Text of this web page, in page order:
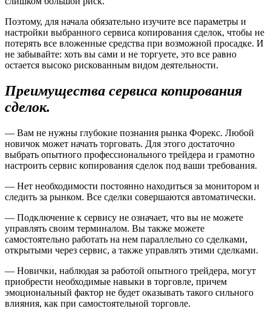
Поэтому, для начала обязательно изучите все параметры и
настройки выбранного сервиса копирования сделок, чтобы не
потерять все вложенные средства при возможной просадке. И
не забывайте: хоть вы сами и не торгуете, это все равно
остается высоко рискованным видом деятельности.
Преимущества сервиса копирования
сделок.
— Вам не нужны глубокие познания рынка Форекс. Любой
новичок может начать торговать. Для этого достаточно
выбрать опытного профессионального трейдера и грамотно
настроить сервис копирования сделок под ваши требования.
— Нет необходимости постоянно находиться за монитором и
следить за рынком. Все сделки совершаются автоматически.
— Подключение к сервису не означает, что вы не можете
управлять своим терминалом. Вы также можете
самостоятельно работать на нем параллельно со сделками,
открытыми через сервис, а также управлять этими сделками.
— Новички, наблюдая за работой опытного трейдера, могут
приобрести необходимые навыки в торговле, причем
эмоциональный фактор не будет оказывать такого сильного
влияния, как при самостоятельной торговле.